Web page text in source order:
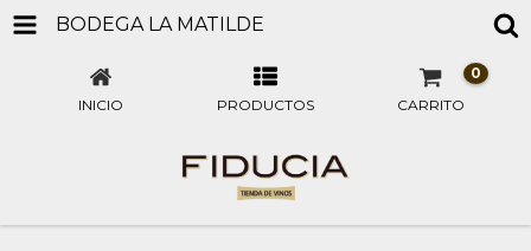
BODEGA LA MATILDE
INICIO PRODUCTOS CARRITO
0